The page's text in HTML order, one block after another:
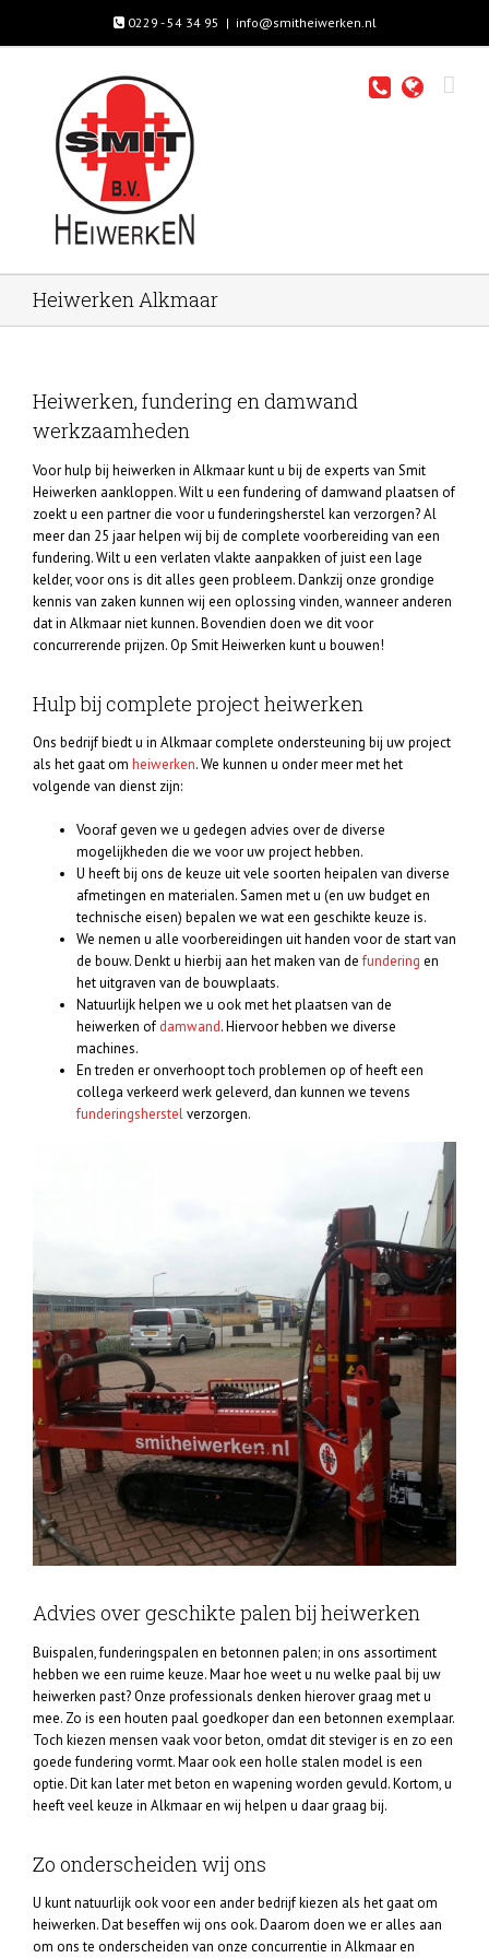
0229 - 54 34 95 | info@smitheiwerken.nl
Heiwerken Alkmaar
Heiwerken, fundering en damwand
werkzaamheden
Voor hulp bij heiwerken in Alkmaar kunt u bij de experts van Smit
Heiwerken aankloppen. Wilt u een fundering of damwand plaatsen of
zoekt u een partner die voor u funderingsherstel kan verzorgen? Al
meer dan 25 jaar helpen wij bij de complete voorbereiding van een
fundering. Wilt u een verlaten vlakte aanpakken of juist een lage
kelder, voor ons is dit alles geen probleem. Dankzij onze grondige
kennis van zaken kunnen wij een oplossing vinden, wanneer anderen
dat in Alkmaar niet kunnen. Bovendien doen we dit voor
concurrerende prijzen. Op Smit Heiwerken kunt u bouwen!
Hulp bij complete project heiwerken
Ons bedrijf biedt u in Alkmaar complete ondersteuning bij uw project
als het gaat om heiwerken. We kunnen u onder meer met het
volgende van dienst zijn:
Vooraf geven we u gedegen advies over de diverse
mogelijkheden die we voor uw project hebben.
U heeft bij ons de keuze uit vele soorten heipalen van diverse
afmetingen en materialen. Samen met u (en uw budget en
technische eisen) bepalen we wat een geschikte keuze is.
We nemen u alle voorbereidingen uit handen voor de start van
de bouw. Denkt u hierbij aan het maken van defundering en
het uitgraven van de bouwplaats.
Natuurlijk helpen we u ook met het plaatsen van de
heiwerken of damwand. Hiervoor hebben we diverse
machines.
En treden er onverhoopt toch problemen op of heeft een
collega verkeerd werk geleverd, dan kunnen we tevens
funderingsherstelverzorgen.
Advies over geschikte palen bij heiwerken
Buispalen, funderingspalen en betonnen palen; in ons assortiment
hebben we een ruime keuze. Maar hoe weet u nu welke paal bij uw
heiwerken past? Onze professionals denken hierover graag met u
mee. Zo is een houten paal goedkoper dan een betonnen exemplaar.
Toch kiezen mensen vaak voor beton, omdat dit steviger is en zo een
goede fundering vormt. Maar ook een holle stalen model is een
optie. Dit kan later met beton en wapening worden gevuld. Kortom, u
heeft veel keuze in Alkmaar en wij helpen u daar graag bij.
Zo onderscheiden wij ons
U kunt natuurlijk ook voor een ander bedrijf kiezen als het gaat om
heiwerken. Dat beseffen wij ons ook. Daarom doen we er alles aan
om ons te onderscheiden van onze concurrentie in Alkmaar en